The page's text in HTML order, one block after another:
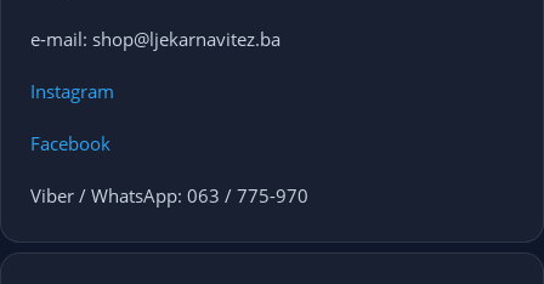
e-mail: shop@ljekarnavitez.ba
Instagram
Facebook
Viber / WhatsApp: 063 / 775-970